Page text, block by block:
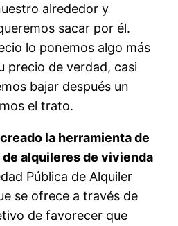
alrededor y
sacar por él.
lo ponemos algo más
precio de verdad, casi
bajar después un
el trato.
la herramienta de
alquileres de vivienda
Pública de Alquiler
se ofrece a través de
de favorecer que